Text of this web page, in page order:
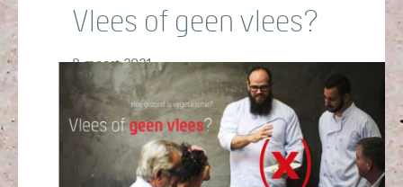
Vlees of geen vlees?
8 maart 2021